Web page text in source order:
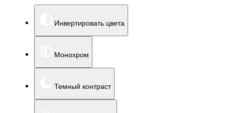
Инвертировать цвета
Монохром
Темный контраст